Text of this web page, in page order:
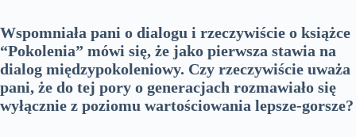
Wspomniała pani o dialogu i rzeczywiście o książce
“Pokolenia” mówi się, że jako pierwsza stawia na
dialog międzypokoleniowy. Czy rzeczywiście uważa
pani, że do tej pory o generacjach rozmawiało się
wyłącznie z poziomu wartościowania lepsze-gorsze?